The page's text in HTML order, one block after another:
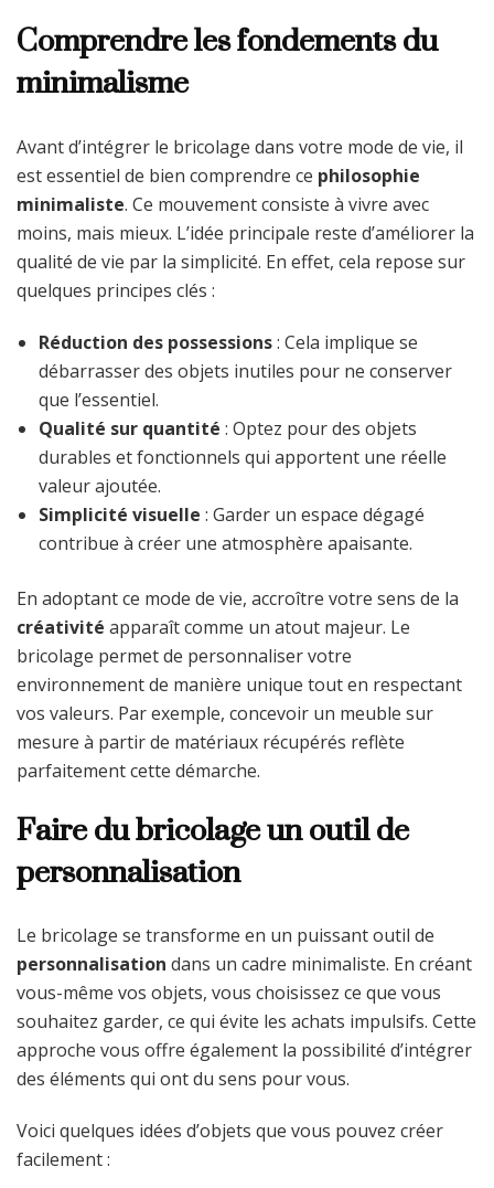
Comprendre les fondements du
minimalisme
Avant d’intégrer le bricolage dans votre mode de vie, il
est essentiel de bien comprendre ce philosophie
minimaliste. Ce mouvement consiste à vivre avec
moins, mais mieux. L’idée principale reste d’améliorer la
qualité de vie par la simplicité. En effet, cela repose sur
quelques principes clés :
Réduction des possessions: Cela implique se
débarrasser des objets inutiles pour ne conserver
que l’essentiel.
Qualité sur quantité : Optez pour des objets
durables et fonctionnels qui apportent une réelle
valeur ajoutée.
Simplicité visuelle : Garder un espace dégagé
contribue à créer une atmosphère apaisante.
En adoptant ce mode de vie, accroître votre sens de la
créativité apparaît comme un atout majeur. Le
bricolage permet de personnaliser votre
environnement de manière unique tout en respectant
vos valeurs. Par exemple, concevoir un meuble sur
mesure à partir de matériaux récupérés reflète
parfaitement cette démarche.
Faire du bricolage un outil de
personnalisation
Le bricolage se transforme en un puissant outil de
personnalisation dans un cadre minimaliste. En créant
vous-même vos objets, vous choisissez ce que vous
souhaitez garder, ce qui évite les achats impulsifs. Cette
approche vous offre également la possibilité d’intégrer
des éléments qui ont du sens pour vous.
Voici quelques idées d’objets que vous pouvez créer
facilement :